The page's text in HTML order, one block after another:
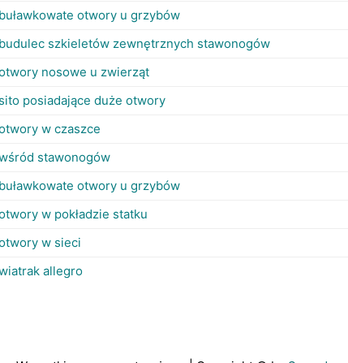
buławkowate otwory u grzybów
budulec szkieletów zewnętrznych stawonogów
nosowe u zwierząt
sito posiadające duże otwory
w czaszce
stawonogów
buławkowate otwory u grzybów
w pokładzie statku
w sieci
allegro